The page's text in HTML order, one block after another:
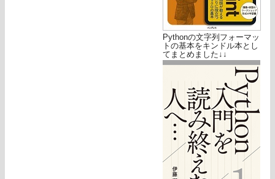
Pythonの文字列フォーマッ
トの基本をキンドル本とし
てまとめました↓↓